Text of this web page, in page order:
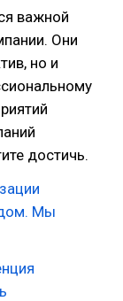
важной
Они
но и
достичь.
Мы